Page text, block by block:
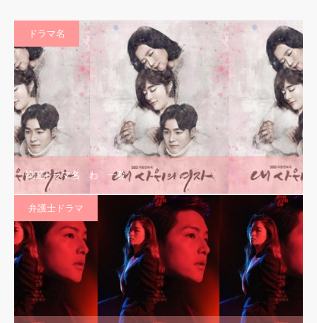
ドラマ名
韓国ドラマ名 わ 一覧
弁護士ドラマ